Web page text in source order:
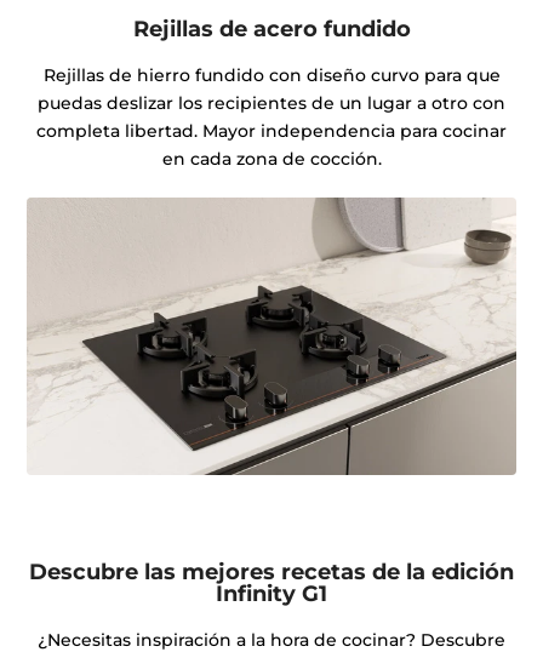
Rejillas de acero fundido
Rejillas de hierro fundido con diseño curvo para que
puedas deslizar los recipientes de un lugar a otro con
completa libertad. Mayor independencia para cocinar
en cada zona de cocción.
Descubre las mejores recetas de la edición
Infinity G1
¿Necesitas inspiración a la hora de cocinar? Descubre